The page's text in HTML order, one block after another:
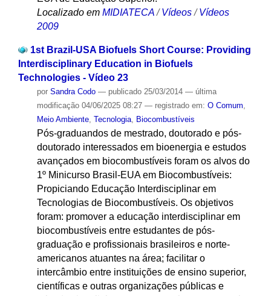
Localizado em MIDIATECA / Vídeos / Vídeos
2009
1st Brazil-USA Biofuels Short Course: Providing
Interdisciplinary Education in Biofuels
Technologies - Vídeo 23
por Sandra Codo — publicado25/03/2014 — última
modificação04/06/2025 08:27 — registrado em: O Comum,
Meio Ambiente, Tecnologia, Biocombustíveis
Pós-graduandos de mestrado, doutorado e pós-
doutorado interessados em bioenergia e estudos
avançados em biocombustíveis foram os alvos do
1º Minicurso Brasil-EUA em Biocombustíveis:
Propiciando Educação Interdisciplinar em
Tecnologias de Biocombustíveis. Os objetivos
foram: promover a educação interdisciplinar em
biocombustíveis entre estudantes de pós-
graduação e profissionais brasileiros e norte-
americanos atuantes na área; facilitar o
intercâmbio entre instituições de ensino superior,
científicas e outras organizações públicas e